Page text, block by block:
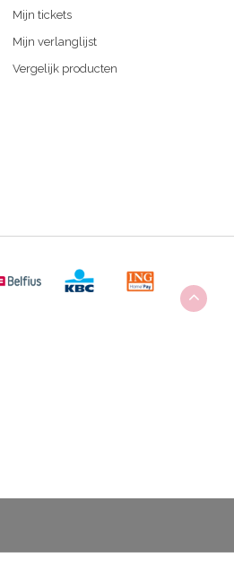
Mijn tickets
Mijn verlanglijst
Vergelijk producten